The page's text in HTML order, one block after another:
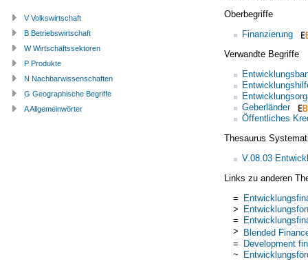
Oberbegriffe
Finanzierung
Verwandte Begriffe
Geberländer
Öffentliches
Thesaurus
V.08.03
Links zu anderen
=
>
=
> Blended
= Development
~
V Volkswirtschaft
B Betriebswirtschaft
W Wirtschaftssektoren
P Produkte
N Nachbarwissenschaften
G Geographische Begriffe
A Allgemeinwörter